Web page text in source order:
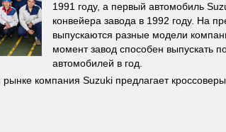
1991 году, а первый автомобиль
конвейера завода в 1992 году. На
выпускаются разные модели
момент завод способен выпускать
автомобилей в год.
компания Suzuki предлагает